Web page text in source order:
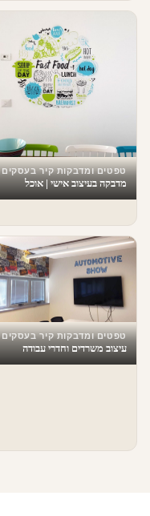
טפטים ומדבקות קיר בעסקים
מדבקה בעיצוב אישי | אוכל
טפטים ומדבקות קיר בעסקים
עיצוב משרדים וחדרי עבודה